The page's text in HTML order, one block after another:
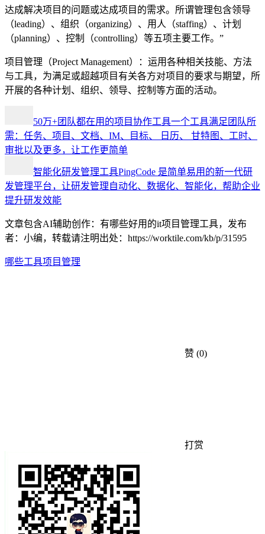
达成解决项目的问题或达成项目的需求。所谓管理包含领导
（leading）、组织（organizing）、用人（staffing）、计划
（planning）、控制（controlling）等五项主要工作。”
项目管理（Project Management）：运用各种相关技能、方法
与工具，为满足或超越项目有关各方对项目的要求与期望，所
开展的各种计划、组织、领导、控制等方面的活动。
50万+团队都在用的项目协作工具一个工具满足团队所
需：任务、项目、文档、IM、目标、 日历、 甘特图、工时、
审批以及更多，让工作更简单
智能化研发管理工具PingCode 是简单易用的新一代研
发管理平台，让研发管理自动化、数据化、智能化，帮助企业
提升研发效能
文章包含AI辅助创作：有哪些好用的it项目管理工具，发布
者：小编，转载请注明出处： https://worktile.com/kb/p/31595
哪些工具项目管理
赞 (0)
打赏